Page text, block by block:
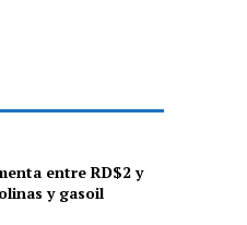
entre RD$2 y
y gasoil